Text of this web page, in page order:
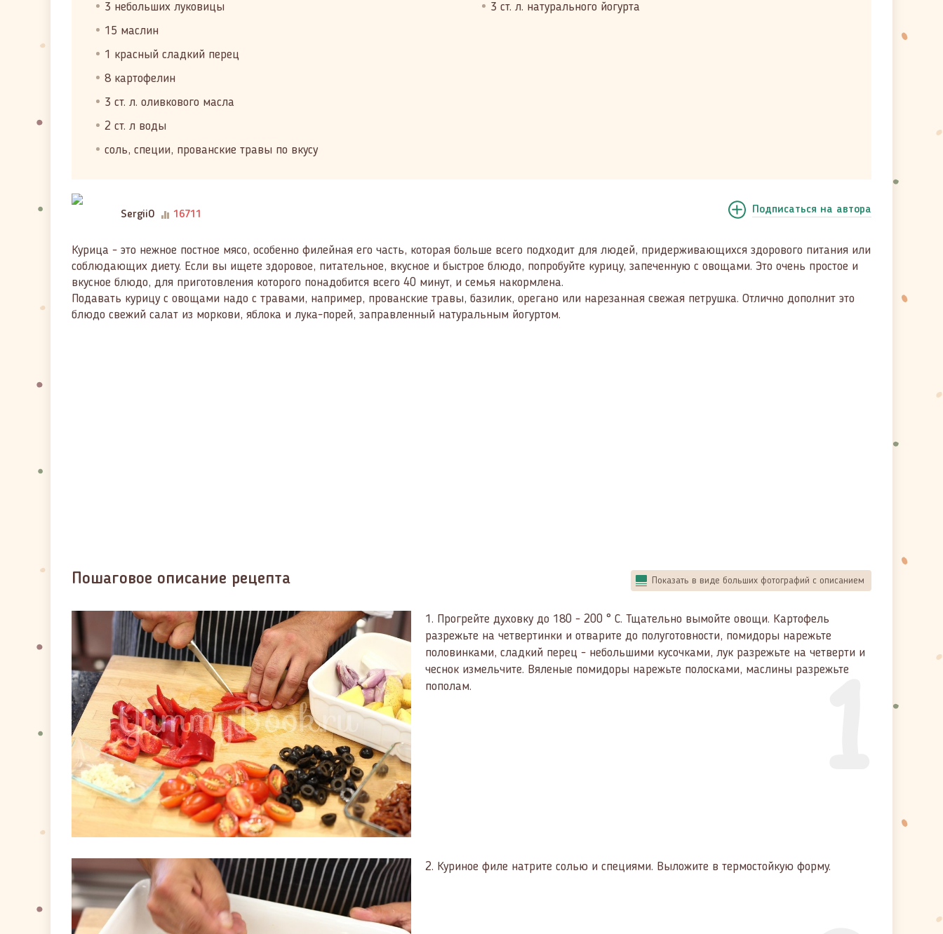
3 небольших луковицы
15 маслин
1 красный сладкий перец
8 картофелин
3 ст. л. оливкового масла
2 ст. л воды
соль, специи, прованские травы по вкусу
3 ст. л. натурального йогурта
SergiiO 16711 Подписаться на автора
Курица - это нежное постное мясо, особенно филейная его часть, которая больше всего подходит для людей, придерживающихся здорового питания или
соблюдающих диету. Если вы ищете здоровое, питательное, вкусное и быстрое блюдо, попробуйте курицу, запеченную с овощами. Это очень простое и
вкусное блюдо, для приготовления которого понадобится всего 40 минут, и семья накормлена.
Подавать курицу с овощами надо с травами, например, прованские травы, базилик, орегано или нарезанная свежая петрушка. Отлично дополнит это
блюдо свежий салат из моркови, яблока и лука-порей, заправленный натуральным йогуртом.
Пошаговое описание рецепта Показать в виде больших фотографий с описанием
1
1. Прогрейте духовку до 180 - 200 ° C. Тщательно вымойте овощи. Картофель
разрежьте на четвертинки и отварите до полуготовности, помидоры нарежьте
половинками, сладкий перец - небольшими кусочками, лук разрежьте на четверти и
чеснок измельчите. Вяленые помидоры нарежьте полосками, маслины разрежьте
пополам.
2. Куриное филе натрите солью и специями. Выложите в термостойкую форму.